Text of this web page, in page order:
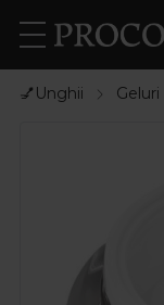
💅Unghii Geluri